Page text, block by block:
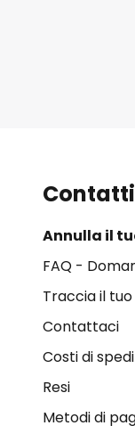
Annulla il
FAQ -
Traccia il
Contattaci
Costi di
Resi
Metodi di